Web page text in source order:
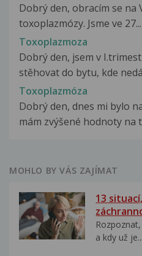
Dobrý den, obracím se na
toxoplazmózy. Jsme ve 27...
Toxoplazmoza
Dobrý den, jsem v
stěhovat do bytu, kde
Toxoplazmóza
Dobrý den, dnes mi bylo
mám zvýšené hodnoty na
MOHLO BY VÁS ZAJÍMAT
13
a kdy už je...